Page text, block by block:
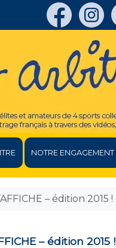
NOTRE ENGAGEMENT
– édition 2015 !
– édition 2015 !